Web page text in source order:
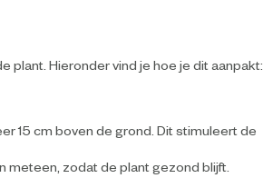
plant. Hieronder vind je hoe je dit aanpakt:
15 cm boven de grond. Dit stimuleert de
zodat de plant gezond blijft.